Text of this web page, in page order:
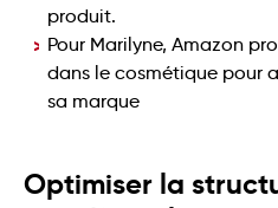
produit.
Pour Marilyne, Amazon
dans le cosmétique pour
sa marque
Optimiser la